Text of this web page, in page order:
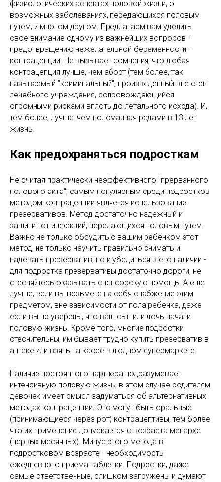
физиологических аспектах половой жизни, о
возможных заболеваниях, передающихся половым
путем, и многом другом. Предлагаем вам уделить
свое внимание одному из важнейших вопросов -
предотвращению нежелательной беременности -
контрацепции. Не вызывает сомнения, что любая
контрацепция лучше, чем аборт (тем более, так
называемый "криминальный", произведенный вне стен
лечебного учреждения, сопровождающийся
огромными рисками вплоть до летального исхода). И,
тем более, лучше, чем поломанная родами в 13 лет
жизнь.
Как предохраняться подросткам
Не считая практически неэффективного "прерванного
полового акта", самым популярным среди подростков
методом контрацепции является использование
презервативов. Метод достаточно надежный и
защитит от инфекций, передающихся половым путем.
Важно не только обсудить с вашим ребенком этот
метод, не только научить правильно снимать и
надевать презерватив, но и убедиться в его наличии -
для подростка презервативы достаточно дороги, не
стесняйтесь оказывать спонсорскую помощь. А еще
лучше, если вы возьмете на себя снабжение этим
предметом, вне зависимости от пола ребенка, даже
если вы не уверены, что ваш сын или дочь начали
половую жизнь. Кроме того, многие подростки
стеснительны, им бывает трудно купить презерватив в
аптеке или взять на кассе в людном супермаркете.
Наличие постоянного партнера подразумевает
интенсивную половую жизнь, в этом случае родителям
девочек имеет смысл задуматься об альтернативных
методах контрацепции. Это могут быть оральные
(принимающиеся через рот) контрацептивы, тем более
что их применение допускается с возраста менархе
(первых месячных). Минус этого метода в
подростковом возрасте - необходимость
ежедневного приема таблетки. Подростки, даже
самые ответственные, слишком загружены и думают